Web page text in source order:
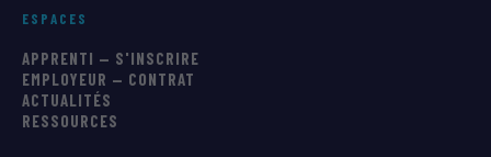
ESPACES
APPRENTI — S'INSCRIRE
EMPLOYEUR — CONTRAT
ACTUALITÉS
RESSOURCES